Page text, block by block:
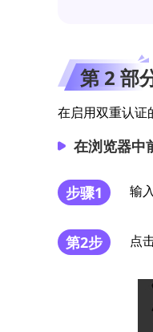
第 2 部
在启用双重认证
在浏览器
步骤1 输
第2步 点